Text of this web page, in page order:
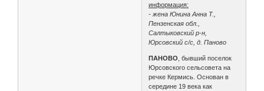
информация:
- жена Юнина Анна Т.,
Пензенская обл.,
Салтыковский р-н,
Юрсовский с/с, д. Паново
ПАНОВО , бывший поселок
Юрсовского сельсовета на
речке Кермись. Основан в
середине 19 века как